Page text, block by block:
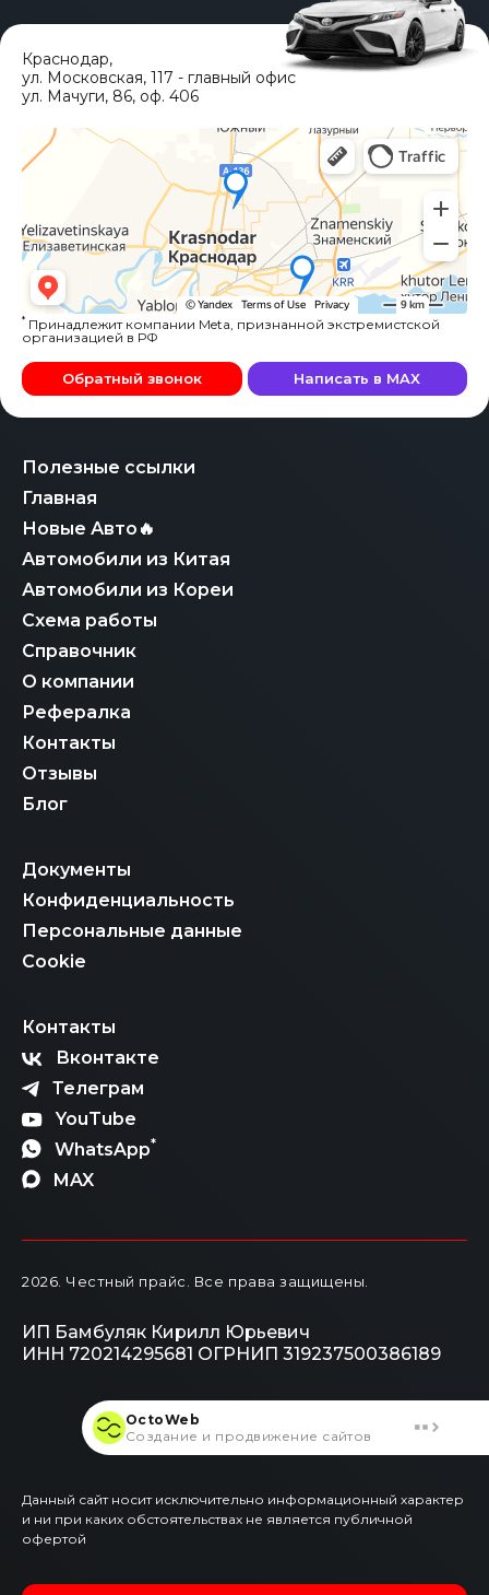
Полезные ссылки
Главная
Новые Авто🔥
Автомобили из Китая
Автомобили из Кореи
Схема работы
Справочник
О компании
Рефералка
Контакты
Отзывы
Блог
Документы
Конфиденциальность
Персональные данные
Cookie
Контакты
Вконтакте
Телеграм
YouTube
WhatsApp*
MAX
Краснодар,
ул. Московская, 117 - главный офис
ул. Мачуги, 86, оф. 406
* Принадлежит компании Meta, признанной экстремистской
организацией в РФ
Обратный звонок Написать в MAX
2026 . Честный прайс. Все права защищены.
ИП Бамбуляк Кирилл Юрьевич
ИНН 720214295681 ОГРНИП 319237500386189
Данный сайт носит исключительно информационный характер
и ни при каких обстоятельствах не является публичной
офертой
OctoWeb
Создание и продвижение сайтов